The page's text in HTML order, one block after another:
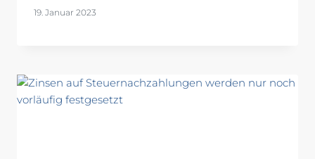
19. Januar 2023